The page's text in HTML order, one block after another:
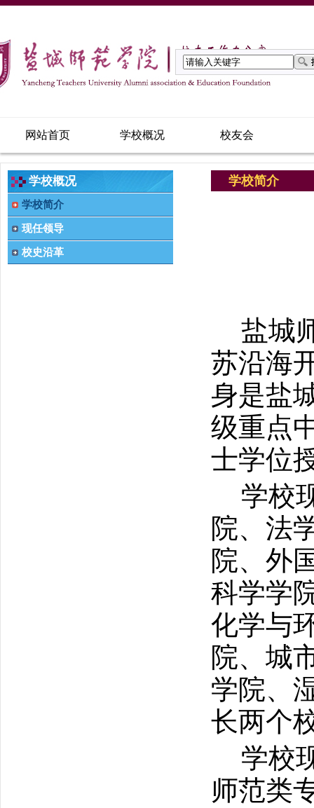
网站首页 学校概况 校友会
学校概况
学校简介
现任领导
校史沿革
学校简介
盐城
苏沿海
身是盐
级重点
士学位
学校
院、法
院、外
科学学
化学与
院、城
学院、
长两个
学校
师范类